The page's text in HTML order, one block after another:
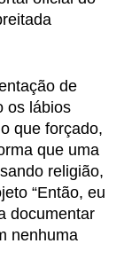
de
os lábios
que forçado,
que uma
religião,
“Então, eu
documentar
nenhuma